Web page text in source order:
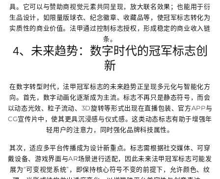
具。它可以与赞助商视觉元素共同呈现，放大联名效果；也能用于衍
生品设计，如限量版球衣、纪念徽章、收藏品等，使冠军标志转化为
实质性的商业价值。法甲通过控制标志授权，形成稳定的商业收入链
条。
4、未来趋势：数字时代的冠军标志创
新
在数字转型时代，法甲冠军标志的未来趋势正呈现多元化与智能化方
向。首先，数字动画化逐渐成为主流。标志不再只是静态符号，而会
以动态光效、粒子流动、3D旋转等形式出现在直播包装、官方APP与
CG宣传片中，使其更具沉浸感与仪式感。这类动态标志有助于增强年
轻用户的注意力，同时强化品牌科技属性。
其次，适应多平台传播成为设计新重点。标志需根据社交媒体、可穿
戴设备、游戏界面与AR场景进行适配，因此未来法甲冠军标志可能发
展为“可变视觉系统”，即保持核心符号不变的前提下，允许颜色、纹